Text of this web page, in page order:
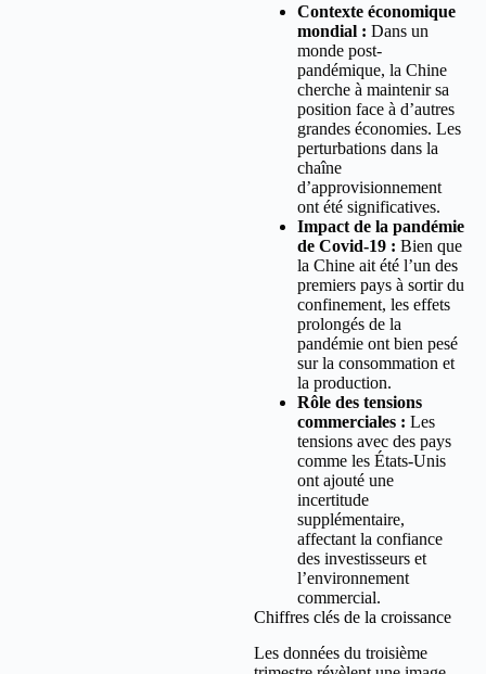
Contexte économique
mondial : Dans un
monde post-
pandémique, la Chine
cherche à maintenir sa
position face à d’autres
grandes économies. Les
perturbations dans la
chaîne
d’approvisionnement
ont été significatives.
Impact de la pandémie
de Covid-19 : Bien que
la Chine ait été l’un des
premiers pays à sortir du
confinement, les effets
prolongés de la
pandémie ont bien pesé
sur la consommation et
la production.
Rôle des tensions
commerciales : Les
tensions avec des pays
comme les États-Unis
ont ajouté une
incertitude
supplémentaire,
affectant la confiance
des investisseurs et
l’environnement
commercial.
Chiffres clés de la croissance
Les données du troisième